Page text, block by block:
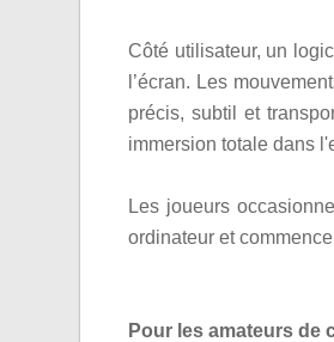
Côté utilisateur, un
l’écran. Les
précis, subtil et
immersion totale dans
Les joueurs
ordinateur et
Pour les amateurs de